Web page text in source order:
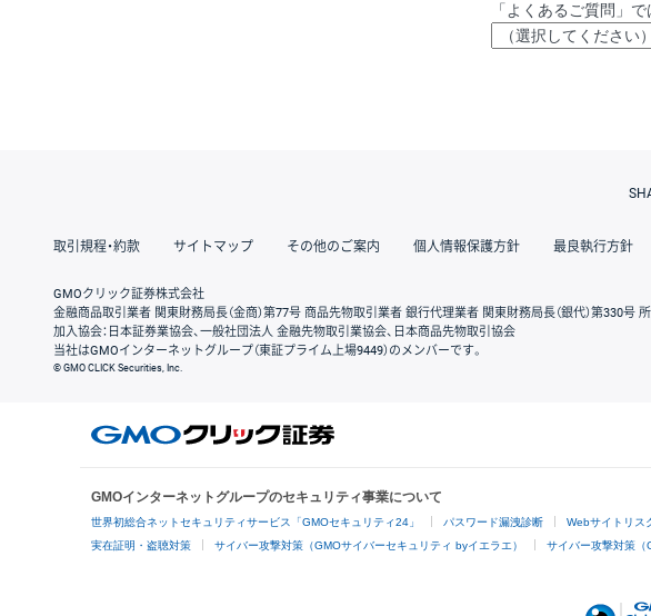
「よくあるご質問」
取引規程・約款 サイトマップ その他のご案内 個人情報保護方針 最良執行方針
GMOクリック証券株式会社
金融商品取引業者 関東財務局長（金商）第77号 商品先物取引業者 銀行代理業者 関東財務局長（銀代）第330号
加入協会：日本証券業協会、一般社団法人 金融先物取引業協会、日本商品先物取引協会
当社はGMOインターネットグループ（東証プライム上場9449）のメンバーです。
© GMO CLICK Securities, Inc.
GMOインターネットグループのセキュリティ事業について
世界初総合ネットセキュリティサービス「GMOセキュリティ24」 パスワード漏洩診断 Webサイトリス
実在証明・盗聴対策 サイバー攻撃対策（GMOサイバーセキュリティ byイエラエ） サイバー攻撃対策（